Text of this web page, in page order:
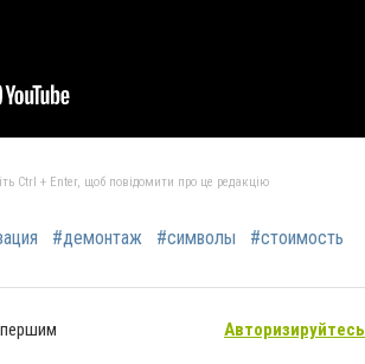
Ctrl + Enter, щоб повідомити про це редакцію
#демонтаж #символы #стоимость
першим Авторизируйтесь